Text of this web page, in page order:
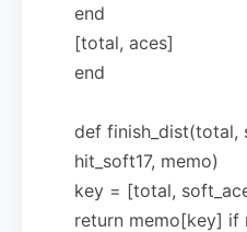
end
[total, aces]
end
def finish_dist(total,
hit_soft17, memo)
key = [total,
return memo[key] if